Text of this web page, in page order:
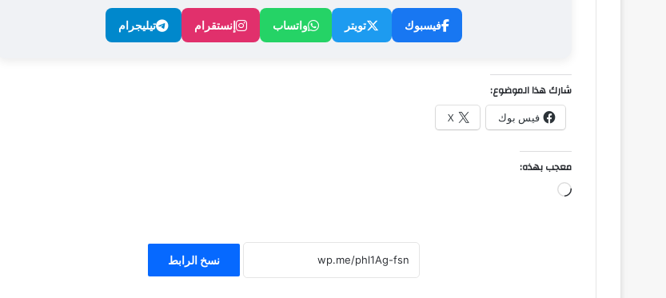
فيسبوك تويتر واتساب إنستقرام تيليجرام
شارك هذا الموضوع:
فيس بوك X
معجب بهذه:
جاري
نسخ الرابط